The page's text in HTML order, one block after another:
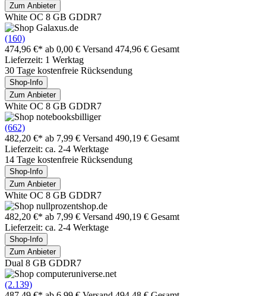
Zum Anbieter
White OC 8 GB GDDR7
(160)
474,96 €* ab 0,00 € Versand 474,96 € Gesamt
Lieferzeit: 1 Werktag
30 Tage kostenfreie Rücksendung
Shop-Info
Zum Anbieter
White OC 8 GB GDDR7
(662)
482,20 €* ab 7,99 € Versand 490,19 € Gesamt
Lieferzeit: ca. 2-4 Werktage
14 Tage kostenfreie Rücksendung
Shop-Info
Zum Anbieter
White OC 8 GB GDDR7
482,20 €* ab 7,99 € Versand 490,19 € Gesamt
Lieferzeit: ca. 2-4 Werktage
Shop-Info
Zum Anbieter
Dual 8 GB GDDR7
(2.139)